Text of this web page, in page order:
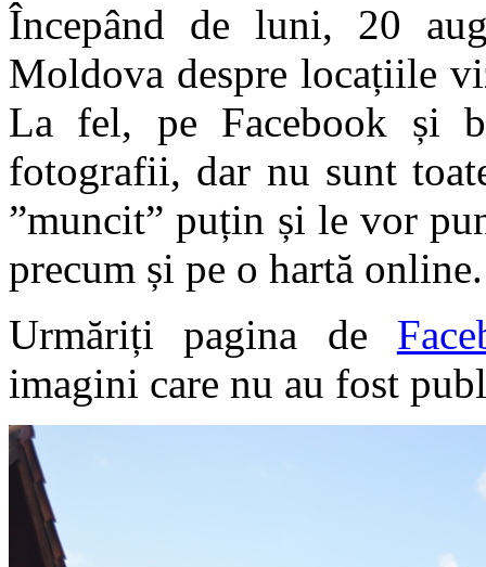
Începând de luni, 20
Moldova despre locațiile
La fel, pe Facebook și
fotografii, dar nu sunt
”muncit” puțin și le vor
precum și pe o hartă online.
Urmăriți pagina de
imagini care nu au fost